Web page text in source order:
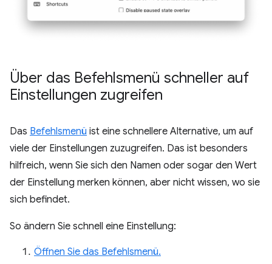
Über das Befehlsmenü schneller auf
Einstellungen zugreifen
Das Befehlsmenü ist eine schnellere Alternative, um auf
viele der Einstellungen zuzugreifen. Das ist besonders
hilfreich, wenn Sie sich den Namen oder sogar den Wert
der Einstellung merken können, aber nicht wissen, wo sie
sich befindet.
So ändern Sie schnell eine Einstellung:
Öffnen Sie das Befehlsmenü.